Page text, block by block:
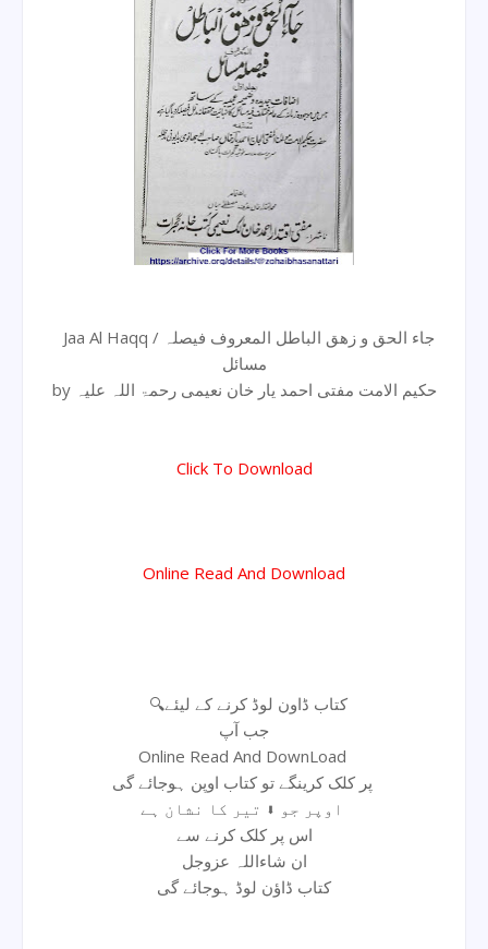
Jaa Al Haqq / جاء الحق و زھق الباطل المعروف فیصلہ
مسائل
by حکیم الامت مفتی احمد یار خان نعیمی رحمۃ اللہ علیہ
Click To Download
Online Read And Download
🔍کتاب ڈاون لوڈ کرنے کے لیئے
جب آپ
Online Read And DownLoad
اس پر کلک کرنے سے
ان شاءاللہ عزوجل
کتاب ڈاؤن لوڈ ہوجائے گی